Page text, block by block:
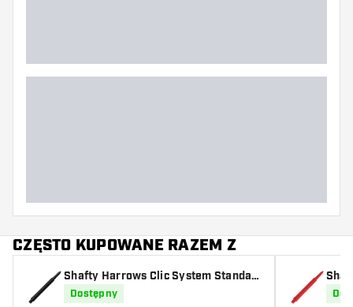
CZĘSTO KUPOWANE RAZEM Z
Shafty Harrows Clic System Standar
d Shafty Black
Dostępny
d